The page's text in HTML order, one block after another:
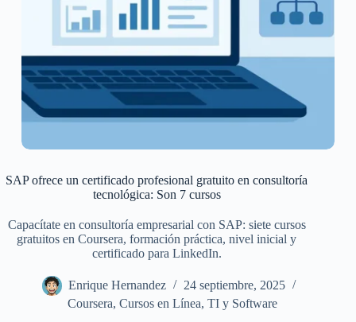
SAP ofrece un certificado profesional gratuito en consultoría
tecnológica: Son 7 cursos
Capacítate en consultoría empresarial con SAP: siete cursos
gratuitos en Coursera, formación práctica, nivel inicial y
certificado para LinkedIn.
Enrique Hernandez
24 septiembre, 2025
Coursera,Cursos en Línea,TI y Software